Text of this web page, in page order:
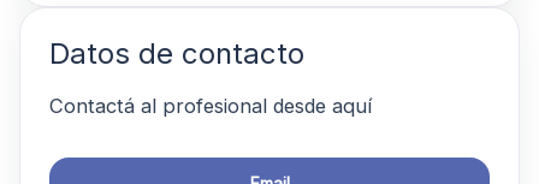
Datos de contacto
Contactá al profesional desde aquí